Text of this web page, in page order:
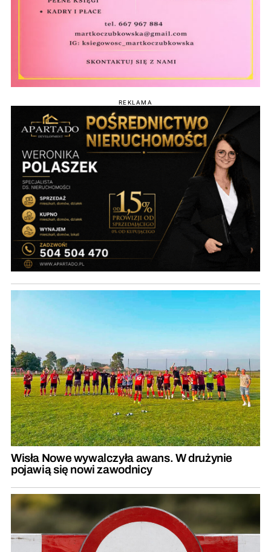
REKLAMA
Wisła Nowe wywalczyła awans. W drużynie
pojawią się nowi zawodnicy